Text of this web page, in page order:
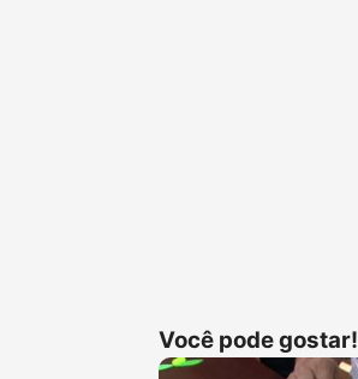
Você pode gostar!